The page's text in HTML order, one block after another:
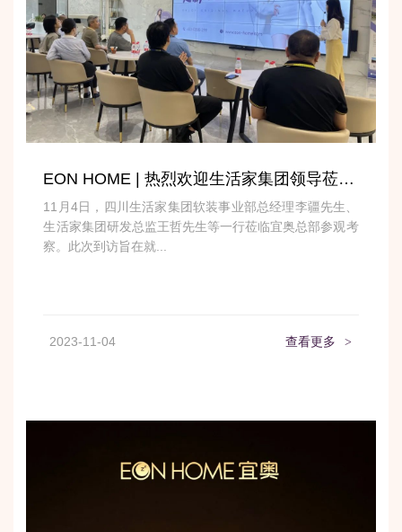
EON HOME | 热烈欢迎生活家集团领导莅临宜奥参观交流
11月4日，四川生活家集团软装事业部总经理李疆先生、
生活家集团研发总监王哲先生等一行莅临宜奥总部参观考
察。此次到访旨在就...
2023-11-04 查看更多 >